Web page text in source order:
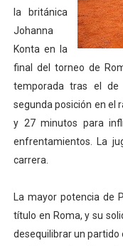
Mundial de
Tour de Francia
Mundial de
Copa del Mundo
Campeonato de
la británica
Johanna
Konta en la
final del torneo de
temporada tras el
segunda posición en el
y 27 minutos para
enfrentamientos. La
carrera.
La mayor potencia de
título en Roma, y su
desequilibrar un partido